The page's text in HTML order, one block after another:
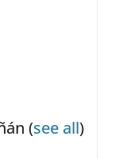
(see all)